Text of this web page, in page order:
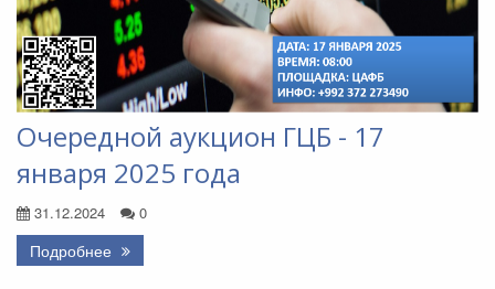
Очередной аукцион ГЦБ - 17
января 2025 года
31.12.2024 0
Подробнее